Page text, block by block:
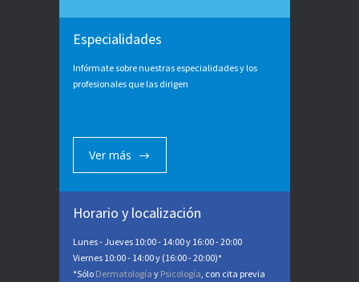
Especialidades
Infórmate sobre nuestras especialidades y los
profesionales que las dirigen
Ver más
Horario y localización
Lunes - Jueves 10:00 - 14:00 y 16:00 - 20:00
Viernes 10:00 - 14:00 y (16:00 - 20:00)*
*Sólo Dermatología y Psicología, con cita previa